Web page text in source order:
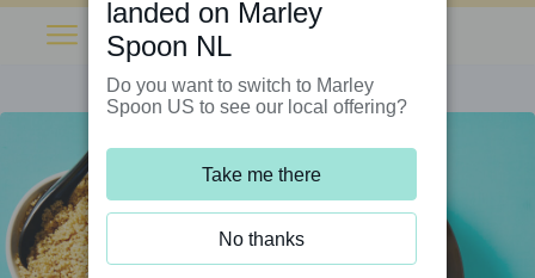
landed on Marley
Spoon NL
Do you want to switch to Marley
Spoon US to see our local offering?
Take me there
No thanks